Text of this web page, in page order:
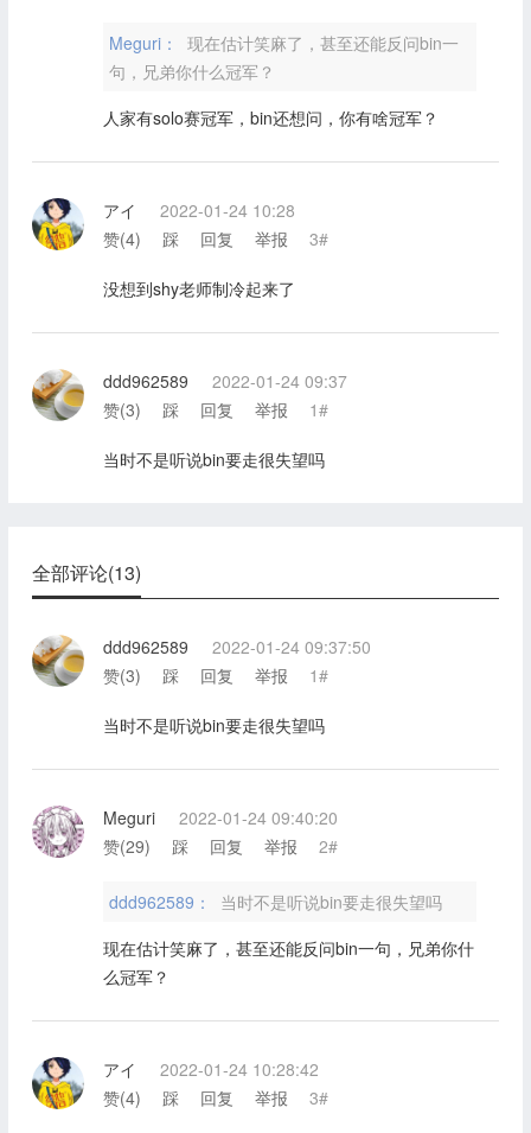
Meguri：
现在估计笑麻了，甚至还能反问bin一
句，兄弟你什么冠军？
人家有solo赛冠军，bin还想问，你有啥冠军？
アイ
2022-01-24 10:28
赞(4) 踩 回复 举报 3#
没想到shy老师制冷起来了
ddd962589
2022-01-24 09:37
赞(3) 踩 回复 举报 1#
当时不是听说bin要走很失望吗
全部评论(13)
ddd962589
2022-01-24 09:37:50
赞(3) 踩 回复 举报 1#
当时不是听说bin要走很失望吗
Meguri
2022-01-24 09:40:20
赞(29) 踩 回复 举报 2#
ddd962589：
当时不是听说bin要走很失望吗
现在估计笑麻了，甚至还能反问bin一句，兄弟你什
么冠军？
アイ
2022-01-24 10:28:42
赞(4) 踩 回复 举报 3#